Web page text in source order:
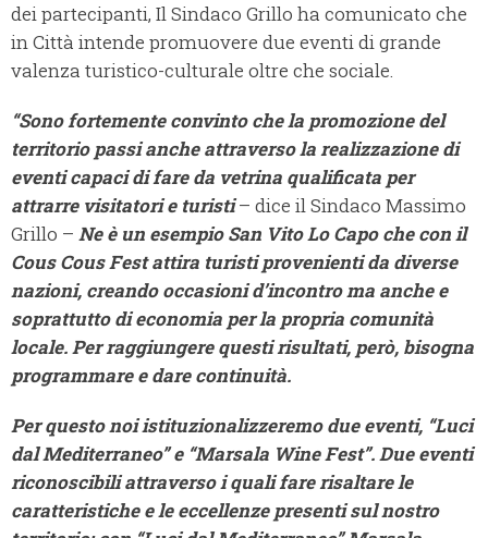
dei partecipanti, Il Sindaco Grillo ha comunicato che
in Città intende promuovere due eventi di grande
valenza turistico-culturale oltre che sociale.
“Sono fortemente convinto che la promozione del
territorio passi anche attraverso la realizzazione di
eventi capaci di fare da vetrina qualificata per
attrarre visitatori e turisti– dice il Sindaco Massimo
Grillo – Ne è un esempio San Vito Lo Capo che con il
Cous Cous Fest attira turisti provenienti da diverse
nazioni, creando occasioni d’incontro ma anche e
soprattutto di economia per la propria comunità
locale. Per raggiungere questi risultati, però, bisogna
programmare e dare continuità.
Per questo noi istituzionalizzeremo due eventi, “Luci
dal Mediterraneo” e “Marsala Wine Fest”. Due eventi
riconoscibili attraverso i quali fare risaltare le
caratteristiche e le eccellenze presenti sul nostro